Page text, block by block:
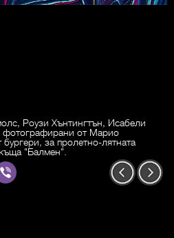
Роузи Хънтингтън, Исабели
от Марио
за пролетно-лятната
"Балмен".